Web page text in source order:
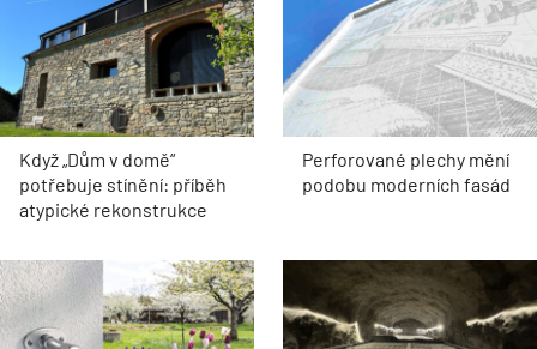
Když „Dům v domě“
potřebuje stínění: příběh
atypické rekonstrukce
Perforované plechy mění
podobu moderních fasád